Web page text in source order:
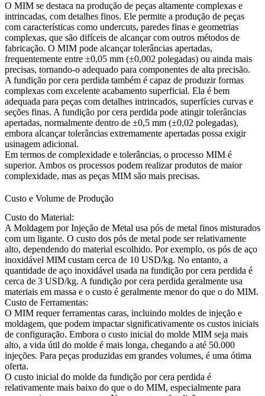
O MIM se destaca na produção de peças altamente complexas e
intrincadas, com detalhes finos. Ele permite a produção de peças
com características como undercuts, paredes finas e geometrias
complexas, que são difíceis de alcançar com outros métodos de
fabricação. O MIM pode alcançar tolerâncias apertadas,
frequentemente entre ±0,05 mm (±0,002 polegadas) ou ainda mais
precisas, tornando-o adequado para componentes de alta precisão.
A fundição por cera perdida também é capaz de produzir formas
complexas com excelente acabamento superficial. Ela é bem
adequada para peças com detalhes intrincados, superfícies curvas e
seções finas. A fundição por cera perdida pode atingir tolerâncias
apertadas, normalmente dentro de ±0,5 mm (±0,02 polegadas),
embora alcançar tolerâncias extremamente apertadas possa exigir
usinagem adicional.
Em termos de complexidade e tolerâncias, o processo MIM é
superior. Ambos os processos podem realizar produtos de maior
complexidade, mas as peças MIM são mais precisas.
Custo e Volume de Produção
Custo do Material:
A Moldagem por Injeção de Metal usa pós de metal finos misturados
com um ligante. O custo dos pós de metal pode ser relativamente
alto, dependendo do material escolhido. Por exemplo, os pós de aço
inoxidável MIM custam cerca de 10 USD/kg. No entanto, a
quantidade de aço inoxidável usada na fundição por cera perdida é
cerca de 3 USD/kg. A fundição por cera perdida geralmente usa
materiais em massa e o custo é geralmente menor do que o do MIM.
Custo de Ferramentas:
O MIM requer ferramentas caras, incluindo moldes de injeção e
moldagem, que podem impactar significativamente os custos iniciais
de configuração. Embora o custo inicial do molde MIM seja mais
alto, a vida útil do molde é mais longa, chegando a até 50.000
injeções. Para peças produzidas em grandes volumes, é uma ótima
oferta.
O custo inicial do molde da fundição por cera perdida é
relativamente mais baixo do que o do MIM, especialmente para